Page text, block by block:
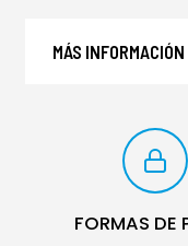
MÁS INFORMACIÓN
FORMAS DE